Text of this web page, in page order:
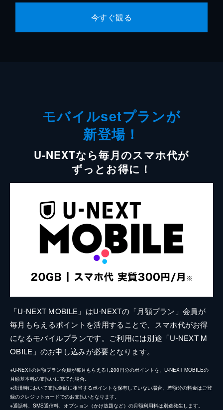
今すぐ観る
モバイルsetプランが
新登場！
U-NEXTなら毎月のスマホ代が
ずっとお得に！
「U-NEXT MOBILE」はU-NEXTの「月額プラン」会員が
毎月もらえるポイントを活用することで、スマホ代がお得
になるモバイルプランです。ご利用には別途「U-NEXT M
OBILE」のお申し込みが必要となります。
※U-NEXTの月額プラン会員が毎月もらえる1,200円分のポイントを、U-NEXT MOBILEの
月額基本料の支払いに充てた場合。
※決済時において支払金額に相当するポイントを保有していない場合、差額分の料金はご登
録のクレジットカードでのお支払いとなります。
※通話料、SMS通信料、オプション（かけ放題など）の月額利用料は別途発生します。